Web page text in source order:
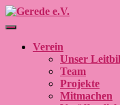
Navigation umschalten
Verein
Unser
Team
Projekte
Mitmachen